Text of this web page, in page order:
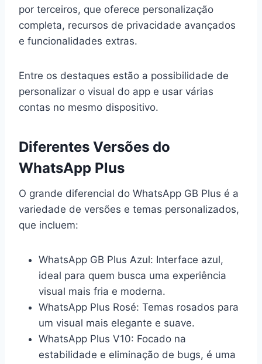
por terceiros, que oferece personalização
completa, recursos de privacidade avançados
e funcionalidades extras.
Entre os destaques estão a possibilidade de
personalizar o visual do app e usar várias
contas no mesmo dispositivo.
Diferentes Versões do
WhatsApp Plus
O grande diferencial do WhatsApp GB Plus é a
variedade de versões e temas personalizados,
que incluem:
WhatsApp GB Plus Azul: Interface azul,
ideal para quem busca uma experiência
visual mais fria e moderna.
WhatsApp Plus Rosé: Temas rosados para
um visual mais elegante e suave.
WhatsApp Plus V10: Focado na
estabilidade e eliminação de bugs, é uma